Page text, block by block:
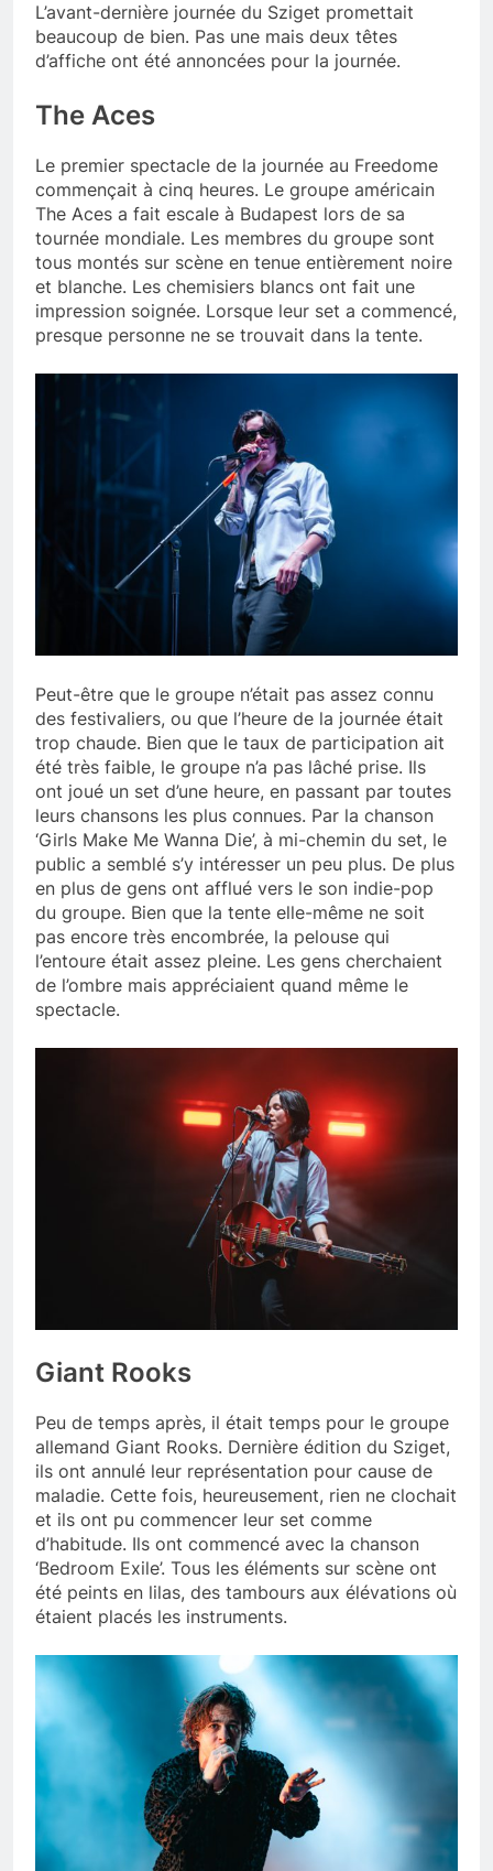
L’avant-dernière journée du Sziget promettait
beaucoup de bien. Pas une mais deux têtes
d’affiche ont été annoncées pour la journée.
The Aces
Le premier spectacle de la journée au Freedome
commençait à cinq heures. Le groupe américain
The Aces a fait escale à Budapest lors de sa
tournée mondiale. Les membres du groupe sont
tous montés sur scène en tenue entièrement noire
et blanche. Les chemisiers blancs ont fait une
impression soignée. Lorsque leur set a commencé,
presque personne ne se trouvait dans la tente.
Peut-être que le groupe n’était pas assez connu
des festivaliers, ou que l’heure de la journée était
trop chaude. Bien que le taux de participation ait
été très faible, le groupe n’a pas lâché prise. Ils
ont joué un set d’une heure, en passant par toutes
leurs chansons les plus connues. Par la chanson
‘Girls Make Me Wanna Die’, à mi-chemin du set, le
public a semblé s’y intéresser un peu plus. De plus
en plus de gens ont afflué vers le son indie-pop
du groupe. Bien que la tente elle-même ne soit
pas encore très encombrée, la pelouse qui
l’entoure était assez pleine. Les gens cherchaient
de l’ombre mais appréciaient quand même le
spectacle.
Giant Rooks
Peu de temps après, il était temps pour le groupe
allemand Giant Rooks. Dernière édition du Sziget,
ils ont annulé leur représentation pour cause de
maladie. Cette fois, heureusement, rien ne clochait
et ils ont pu commencer leur set comme
d’habitude. Ils ont commencé avec la chanson
‘Bedroom Exile’. Tous les éléments sur scène ont
été peints en lilas, des tambours aux élévations où
étaient placés les instruments.